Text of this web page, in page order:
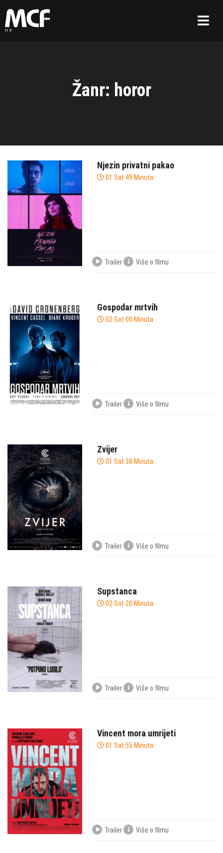
Žanr: horor
Njezin privatni pakao
01 Sat 49 Minuta
Trailer Više o filmu
Gospodar mrtvih
02 Sat 00 Minuta
Trailer Više o filmu
Zvijer
01 Sat 38 Minuta
Trailer Više o filmu
Supstanca
02 Sat 20 Minuta
Trailer Više o filmu
Vincent mora umrijeti
01 Sat 55 Minuta
Trailer Više o filmu